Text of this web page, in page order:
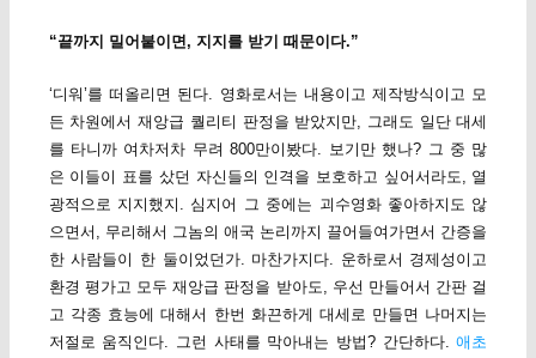
“끝까지 밀어붙이면, 지지를 받기 때문이다.”
‘디워’를 떠올리면 된다. 영화로서는 내용이고 제작방식이고 모
든 차원에서 재앙급 퀄리티 판정을 받았지만, 그래도 일단 대세
를 타니까 여차저차 무려 800만이봤다. 보기만 했나? 그 중 많
은 이들이 표를 샀던 자신들의 인격을 보호하고 싶어서라도, 열
광적으로 지지했지. 심지어 그 중에는 괴수영화 좋아하지도 않
으면서, 무리해서 그놈의 애국 논리까지 끌어들여가면서 간증을
한 사람들이 한 둘이었던가. 마찬가지다. 운하로서 경제성이고
환경 평가고 모두 재앙급 판정을 받아도, 우선 만들어서 간판 걸
고 각종 효능에 대해서 한번 화끈하게 대세로 만들면 나머지는
저절로 움직인다. 그런 사태를 막아내는 방법? 간단하다.애초